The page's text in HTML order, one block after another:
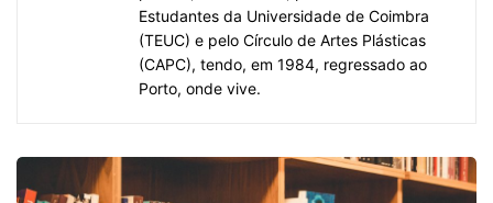
Estudantes da Universidade de Coimbra
(TEUC) e pelo Círculo de Artes Plásticas
(CAPC), tendo, em 1984, regressado ao
Porto, onde vive.